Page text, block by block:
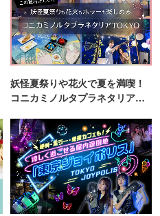
妖怪夏祭りや花火で夏を満喫！
コニカミノルタプラネタリア